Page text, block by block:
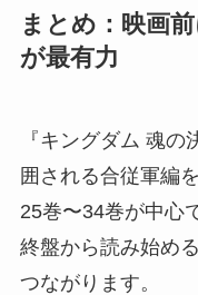
まとめ：映画
が最有力
『キングダム 魂
囲される合従軍編
25巻〜34巻が中心
終盤から読み始め
つながります。